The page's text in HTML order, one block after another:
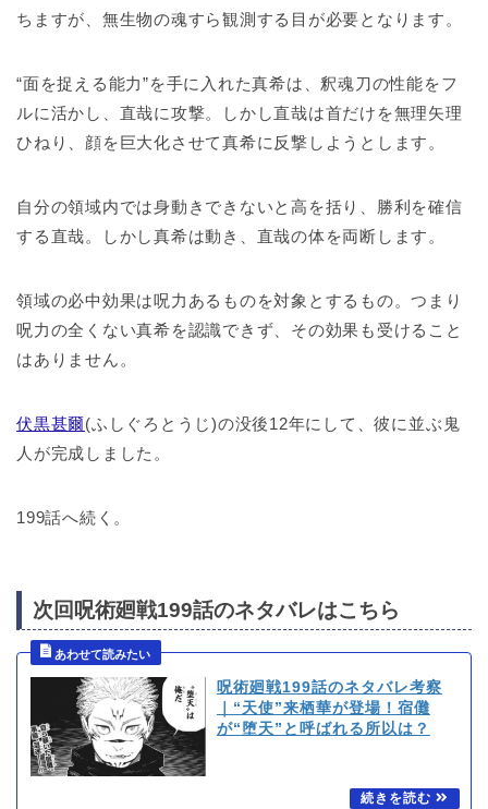
ちますが、無生物の魂すら観測する目が必要となります。
“面を捉える能力”を手に入れた真希は、釈魂刀の性能をフ
ルに活かし、直哉に攻撃。しかし直哉は首だけを無理矢理
ひねり、顔を巨大化させて真希に反撃しようとします。
自分の領域内では身動きできないと高を括り、勝利を確信
する直哉。しかし真希は動き、直哉の体を両断します。
領域の必中効果は呪力あるものを対象とするもの。つまり
呪力の全くない真希を認識できず、その効果も受けること
はありません。
伏黒甚爾(ふしぐろとうじ)の没後12年にして、彼に並ぶ鬼
人が完成しました。
199話へ続く。
次回呪術廻戦199話のネタバレはこちら
呪術廻戦199話のネタバレ考察
｜“天使”来栖華が登場！宿儺
が“堕天”と呼ばれる所以は？